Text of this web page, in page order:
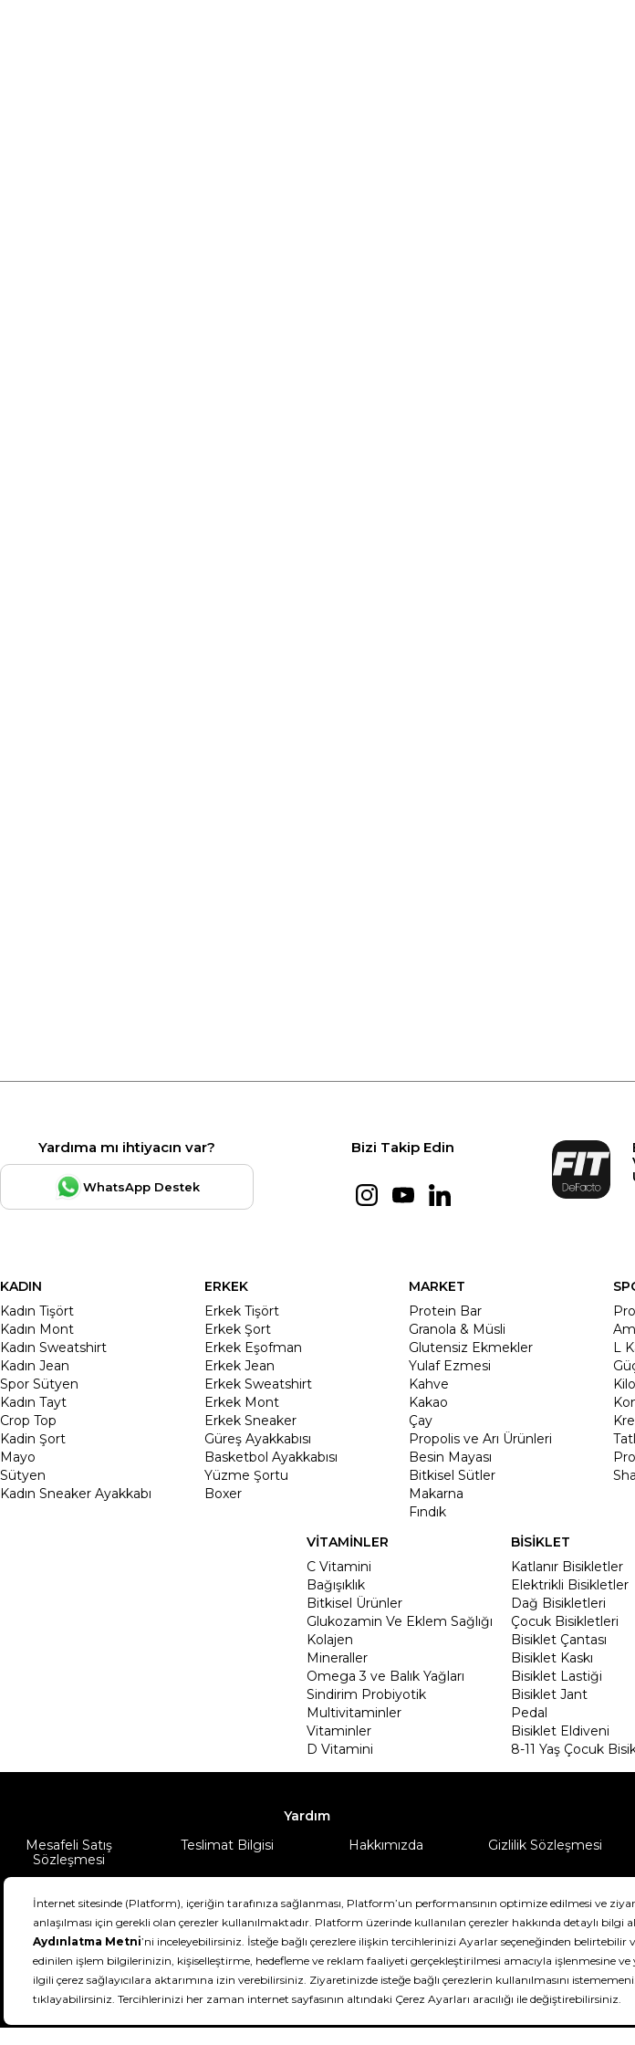
Yardıma mı ihtiyacın var?
WhatsApp Destek
Bizi Takip Edin
KADIN
Kadın Tişört
Kadın Mont
Kadın Sweatshirt
Kadın Jean
Spor Sütyen
Kadın Tayt
Crop Top
Kadin Şort
Mayo
Sütyen
Kadın Sneaker Ayakkabı
ERKEK
Erkek Tişört
Erkek Şort
Erkek Eşofman
Erkek Jean
Erkek Sweatshirt
Erkek Mont
Erkek Sneaker
Güreş Ayakkabısı
Basketbol Ayakkabısı
Yüzme Şortu
Boxer
MARKET
Protein Bar
Granola & Müsli
Glutensiz Ekmekler
Yulaf Ezmesi
Kahve
Kakao
Çay
Propolis ve Arı Ürünleri
Besin Mayası
Bitkisel Sütler
Makarna
Fındık
L
VİTAMİNLER
C Vitamini
Bağışıklık
Bitkisel Ürünler
Glukozamin Ve Eklem Sağlığı
Kolajen
Mineraller
Omega 3 ve Balık Yağları
Sindirim Probiyotik
Multivitaminler
Vitaminler
D Vitamini
BİSİKLET
Katlanır Bisikletler
Elektrikli Bisikletler
Dağ Bisikletleri
Çocuk Bisikletleri
Bisiklet Çantası
Bisiklet Kaskı
Bisiklet Lastiği
Bisiklet Jant
Pedal
Bisiklet Eldiveni
8-11 Yaş Çocuk
Yardım
Mesafeli Satış
Sözleşmesi
Teslimat Bilgisi Hakkımızda Gizlilik Sözleşmesi
DeFactoFIT ©️ 2022-2026. Tüm hakları saklıdır.